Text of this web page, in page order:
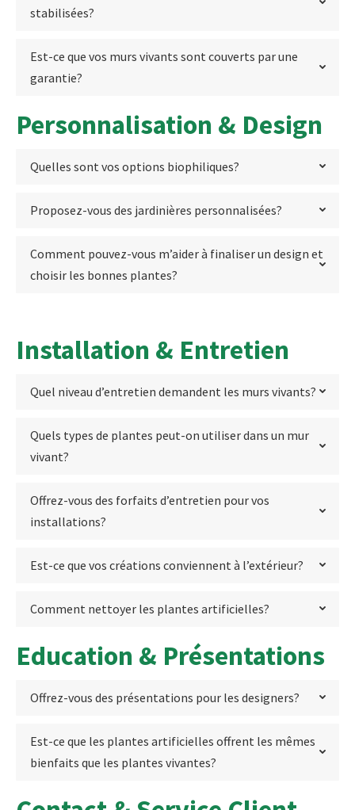
stabilisées?
Est-ce que vos murs vivants sont couverts par une
garantie?
Personnalisation & Design
Quelles sont vos options biophiliques?
Proposez-vous des jardinières personnalisées?
Comment pouvez-vous m’aider à finaliser un design et
choisir les bonnes plantes?
Installation & Entretien
Quel niveau d’entretien demandent les murs vivants?
Quels types de plantes peut-on utiliser dans un mur
vivant?
Offrez-vous des forfaits d’entretien pour vos
installations?
Est-ce que vos créations conviennent à l’extérieur?
Comment nettoyer les plantes artificielles?
Education & Présentations
Offrez-vous des présentations pour les designers?
Est-ce que les plantes artificielles offrent les mêmes
bienfaits que les plantes vivantes?